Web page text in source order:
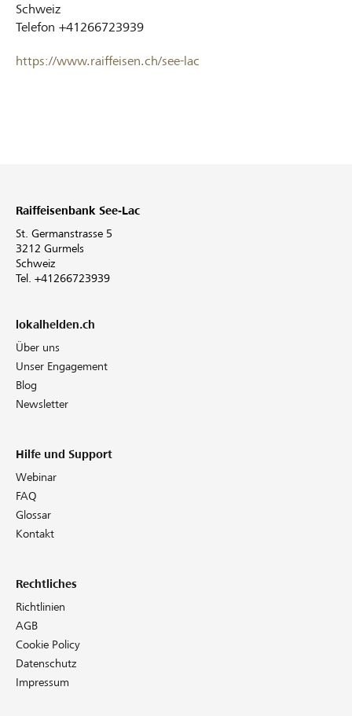
Schweiz
Telefon +41266723939
https://www.raiffeisen.ch/see-lac
Raiffeisenbank See-Lac
St. Germanstrasse 5
3212 Gurmels
Schweiz
Tel. +41266723939
lokalhelden.ch
Über uns
Unser Engagement
Blog
Newsletter
Hilfe und Support
Webinar
FAQ
Glossar
Kontakt
Rechtliches
Richtlinien
AGB
Cookie Policy
Datenschutz
Impressum